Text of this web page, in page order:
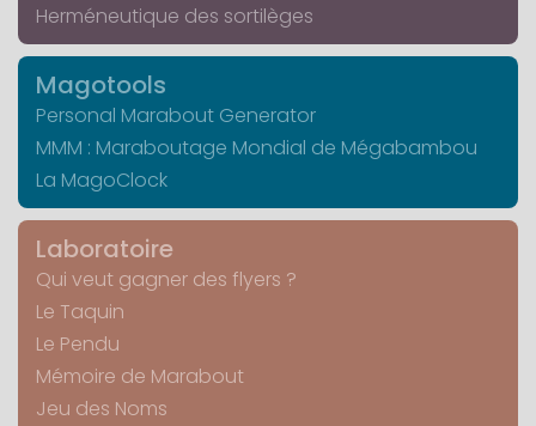
Herméneutique des sortilèges
Magotools
Personal Marabout Generator
MMM : Maraboutage Mondial de Mégabambou
La MagoClock
Laboratoire
Qui veut gagner des flyers ?
Le Taquin
Le Pendu
Mémoire de Marabout
Jeu des Noms